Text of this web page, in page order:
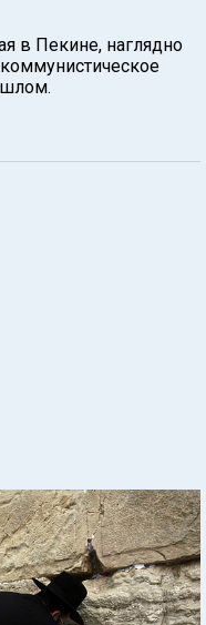
в Пекине, наглядно